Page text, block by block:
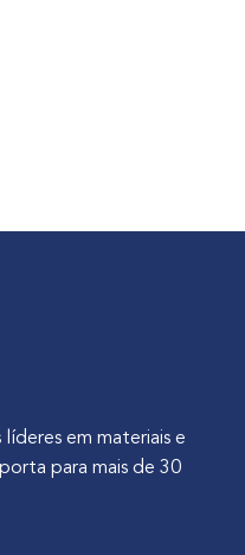
em materiais e
para mais de 30